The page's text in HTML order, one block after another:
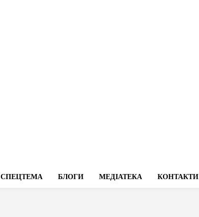
СПЕЦТЕМА БЛОГИ МЕДІАТЕКА КОНТАКТИ